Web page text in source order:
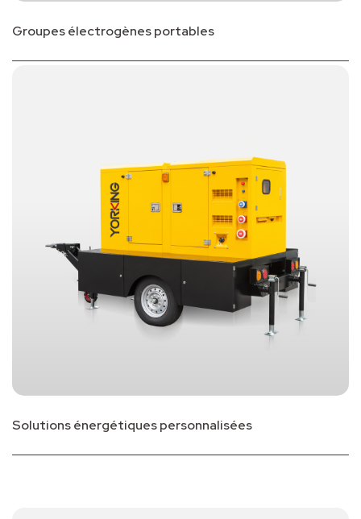
Groupes électrogènes portables
Solutions énergétiques personnalisées